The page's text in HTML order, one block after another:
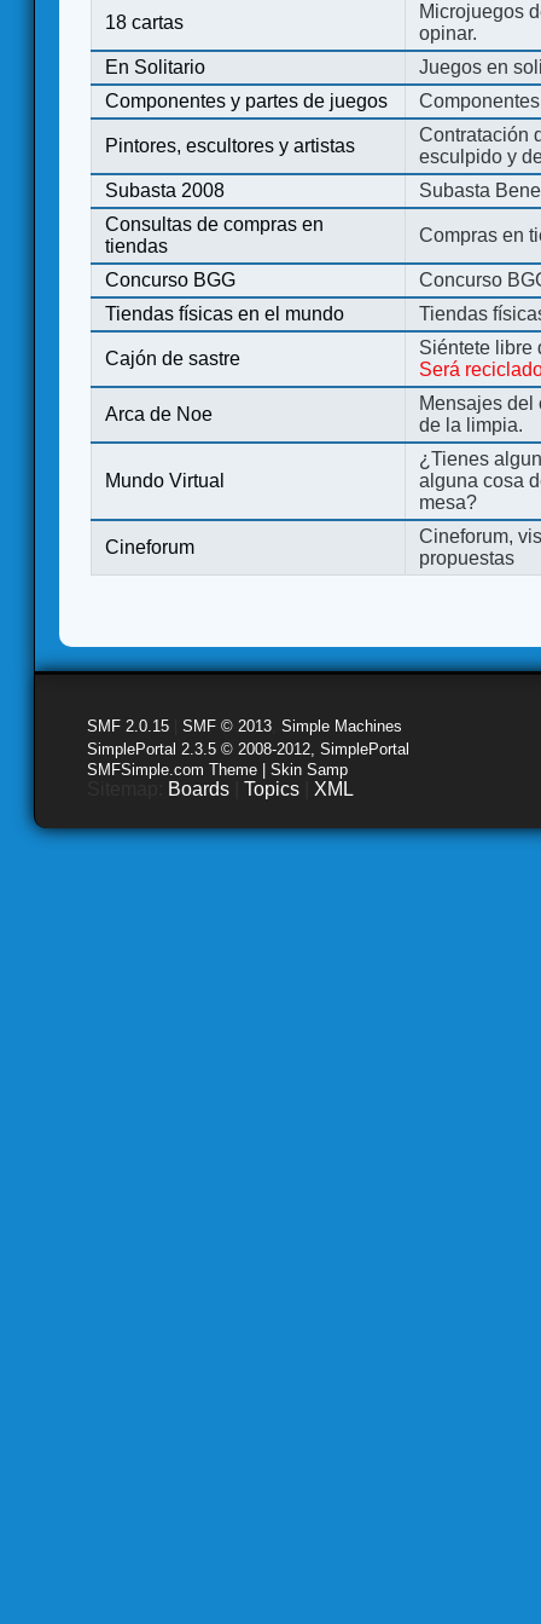
18 cartas
Microjuegos
opinar.
En Solitario
Juegos en
Componentes y partes de juegos
Pintores, escultores y artistas
Contratación
esculpido y
Subasta 2008
Subasta
Consultas de compras en
tiendas
Compras en
Concurso BGG
Concurso
Tiendas físicas en el mundo
Tiendas
Cajón de sastre
Siéntete libre
Será
Arca de Noe
Mensajes del
de la limpia.
Mundo Virtual
¿Tienes
alguna cosa
mesa?
Cineforum
Cineforum,
propuestas
SMF 2.0.15 SMF © 2013 Simple Machines
SimplePortal 2.3.5 © 2008-2012, SimplePortal
SMFSimple.com Theme | Skin Samp
Boards Topics XML